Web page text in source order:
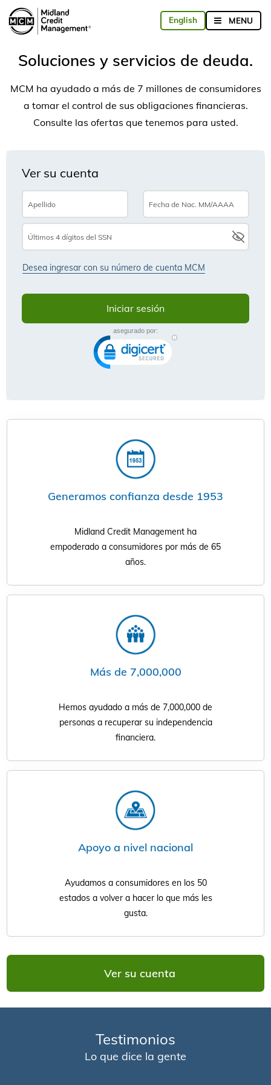
Soluciones y servicios de deuda.
MCM ha ayudado a más de 7 millones de consumidores
a tomar el control de sus obligaciones financieras.
Consulte las ofertas que tenemos para usted.
Generamos confianza desde 1953
Midland Credit Management ha
empoderado a consumidores por más de 65
años.
Más de 7,000,000
Hemos ayudado a más de 7,000,000 de
personas a recuperar su independencia
financiera.
Apoyo a nivel nacional
Ayudamos a consumidores en los 50
estados a volver a hacer lo que más les
gusta.
Ver su cuenta
Testimonios
Lo que dice la gente